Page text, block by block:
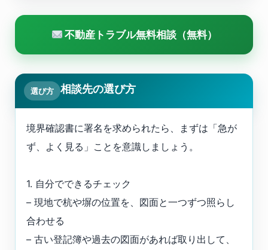
不動産トラブル無料相談（無料）
選び方 相談先の選び方
境界確認書に署名を求められたら、まずは「急が
ず、よく見る」ことを意識しましょう。
1. 自分でできるチェック
– 現地で杭や塀の位置を、図面と一つずつ照らし
合わせる
– 古い登記簿や過去の図面があれば取り出して、